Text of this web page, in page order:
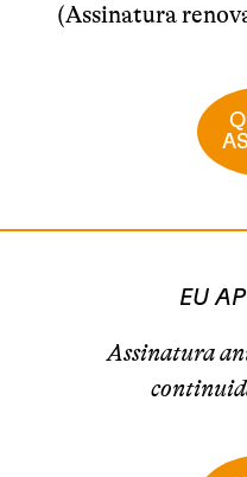
(Assinatura
EU
Assinatura